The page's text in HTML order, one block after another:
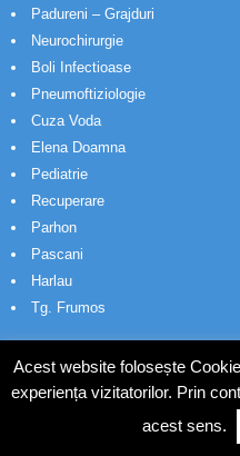
Padureni – Grajduri
Neurochirurgie
Boli Infectioase
Pneumoftiziologie
Cuza Voda
Elena Doamna
Pediatrie
Recuperare
Parhon
Pascani
Harlau
Tg. Frumos
©
Acest website folosește
experiența vizitatorilor. Prin
acest sens.